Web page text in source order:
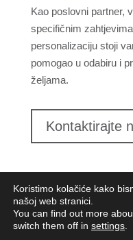
Kao poslovni partner,
specifičnim
personalizaciju stoji
pomogao u odabiru i
željama.
Kontaktirajte
Lungomare d.o.o.
Koristimo kolačiće kako
našoj web stranici.
You can find out more
switch them off in settings